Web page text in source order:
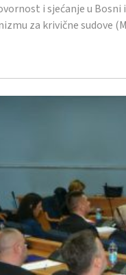
i sjećanje u
za krivične sudove